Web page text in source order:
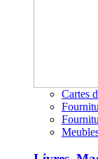
Cartes